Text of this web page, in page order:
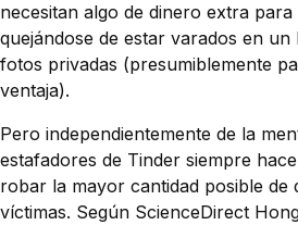
necesitan algo de dinero extra
quejándose de estar varados en
fotos privadas (presumiblemente
ventaja).
Pero independientemente de la
estafadores de Tinder siempre
robar la mayor cantidad posible de
víctimas. Según ScienceDirect